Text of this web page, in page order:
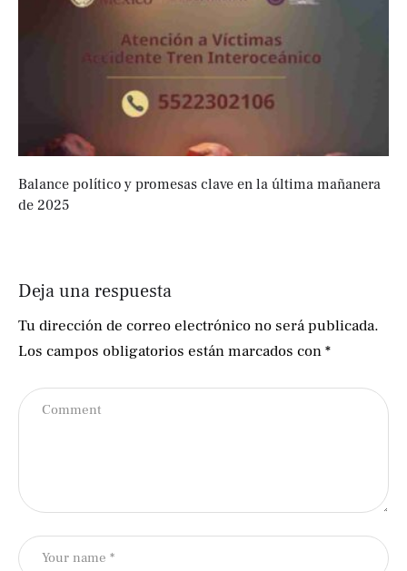
Balance político y promesas clave en la última mañanera
de 2025
Deja una respuesta
Tu dirección de correo electrónico no será publicada.
Los campos obligatorios están marcados con*